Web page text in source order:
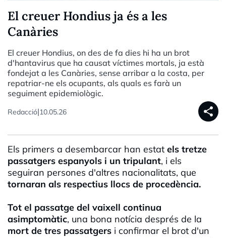
El creuer Hondius ja és a les
Canàries
El creuer Hondius, on des de fa dies hi ha un brot
d'hantavirus que ha causat víctimes mortals, ja està
fondejat a les Canàries, sense arribar a la costa, per
repatriar-ne els ocupants, als quals es farà un
seguiment epidemiològic.
Redacció|10.05.26 share
Els primers a desembarcar han estat els tretze
passatgers espanyols i un tripulant, i els
seguiran persones d'altres nacionalitats, que
tornaran als respectius llocs de procedència.
Tot el passatge del vaixell continua
asimptomàtic, una bona notícia després de la
mort de tres passatgers i confirmar el brot d'un